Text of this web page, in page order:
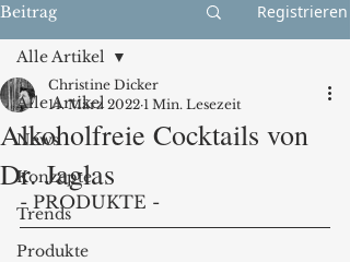
Beitrag Registrieren
Alle Artikel
News
Konzepte
Trends
Produkte
Alle Artikel
Alkoholfreie Cocktails von
Dr. Jaglas
Christine Dicker
14. März 2022 1 Min. Lesezeit
- PRODUKTE -